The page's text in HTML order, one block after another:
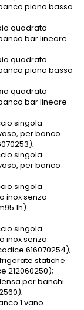
piano basso
quadrato
bar lineare
quadrato
piano basso
quadrato
bar lineare
singola
per banco
singola
per banco
singola
inox senza
singola
inox senza
616070254);
statiche
212060250);
per banchi
1 vano